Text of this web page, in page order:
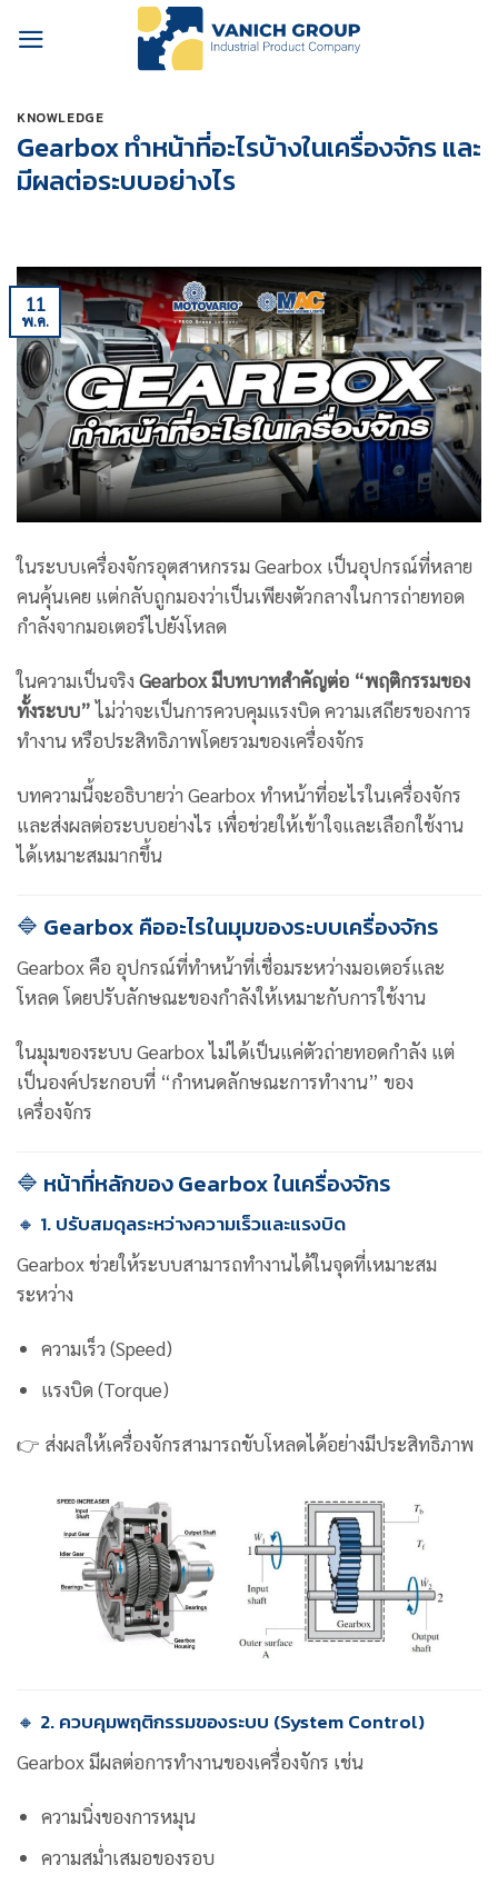
KNOWLEDGE
Gearbox ทำหน้าที่อะไรบ้างในเครื่องจักร และ
มีผลต่อระบบอย่างไร
11
พ.ค.
ในระบบเครื่องจักรอุตสาหกรรม Gearbox เป็นอุปกรณ์ที่หลาย
คนคุ้นเคย แต่กลับถูกมองว่าเป็นเพียงตัวกลางในการถ่ายทอด
กำลังจากมอเตอร์ไปยังโหลด
ในความเป็นจริง Gearbox มีบทบาทสำคัญต่อ “พฤติกรรมของ
ทั้งระบบ”ไม่ว่าจะเป็นการควบคุมแรงบิด ความเสถียรของการ
ทำงาน หรือประสิทธิภาพโดยรวมของเครื่องจักร
บทความนี้จะอธิบายว่า Gearbox ทำหน้าที่อะไรในเครื่องจักร
และส่งผลต่อระบบอย่างไร เพื่อช่วยให้เข้าใจและเลือกใช้งาน
ได้เหมาะสมมากขึ้น
🔷 Gearbox คืออะไรในมุมของระบบเครื่องจักร
Gearbox คือ อุปกรณ์ที่ทำหน้าที่เชื่อมระหว่างมอเตอร์และ
โหลด โดยปรับลักษณะของกำลังให้เหมาะกับการใช้งาน
ในมุมของระบบ Gearbox ไม่ได้เป็นแค่ตัวถ่ายทอดกำลัง แต่
เป็นองค์ประกอบที่ “กำหนดลักษณะการทำงาน” ของ
เครื่องจักร
🔷 หน้าที่หลักของ Gearbox ในเครื่องจักร
🔸 1. ปรับสมดุลระหว่างความเร็วและแรงบิด
Gearbox ช่วยให้ระบบสามารถทำงานได้ในจุดที่เหมาะสม
ระหว่าง
ความเร็ว (Speed)
แรงบิด (Torque)
👉 ส่งผลให้เครื่องจักรสามารถขับโหลดได้อย่างมีประสิทธิภาพ
🔸 2. ควบคุมพฤติกรรมของระบบ (System Control)
Gearbox มีผลต่อการทำงานของเครื่องจักร เช่น
ความนิ่งของการหมุน
ความสม่ำเสมอของรอบ